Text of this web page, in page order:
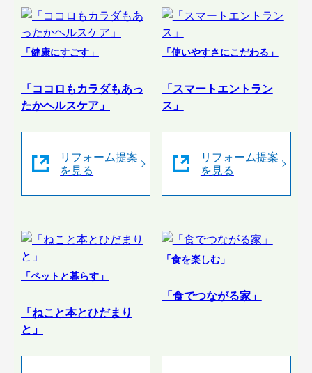
「健康にすごす」
「ココロもカラダもあっ
たかヘルスケア」
リフォーム提案
を見る
「使いやすさにこだわる」
「スマートエントラン
ス」
リフォーム提案
を見る
「ペットと暮らす」
「ねこと本とひだまり
と」
「食を楽しむ」
「食でつながる家」